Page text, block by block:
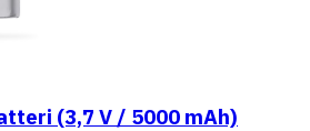
(3,7 V / 5000 mAh)